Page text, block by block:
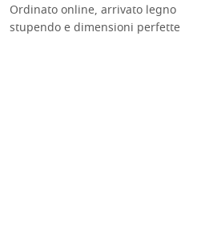
Ordinato online, arrivato legno
stupendo e dimensioni perfette